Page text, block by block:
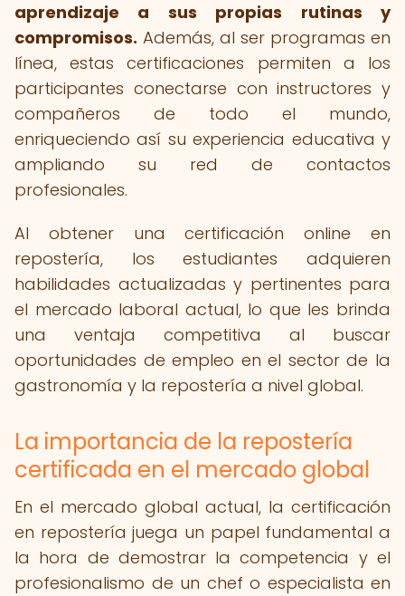
aprendizaje a sus propias rutinas y
compromisos. Además, al ser programas en
línea, estas certificaciones permiten a los
participantes conectarse con instructores y
compañeros de todo el mundo,
enriqueciendo así su experiencia educativa y
ampliando su red de contactos
profesionales.
Al obtener una certificación online en
repostería, los estudiantes adquieren
habilidades actualizadas y pertinentes para
el mercado laboral actual, lo que les brinda
una ventaja competitiva al buscar
oportunidades de empleo en el sector de la
gastronomía y la repostería a nivel global.
La importancia de la repostería
certificada en el mercado global
En el mercado global actual, la certificación
en repostería juega un papel fundamental a
la hora de demostrar la competencia y el
profesionalismo de un chef o especialista en